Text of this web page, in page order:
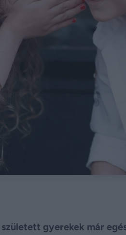
gyerekek már